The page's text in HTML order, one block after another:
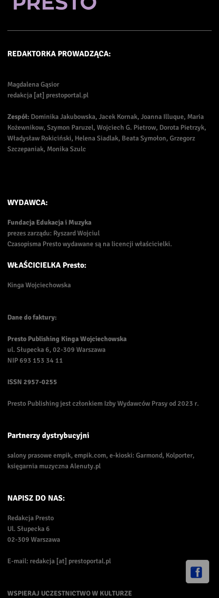
REDAKTORKA PROWADZĄCA:
Magdalena Gąsior
redakcja [at] prestoportal.pl
Zespół: Dominika Jakubowska, Jacek Kornak, Joanna Illuque, Maria
Kożewnikow, Szymon Paruzel, Wojciech G. Pietrow, Dorota Pietrzyk,
Władysław Rokiciński, Helena Siadlak, Beata Symołon, Grzegorz
Szczepaniak, Monika Szulc
WYDAWCA:
Fundacja Edukacja i Muzyka
prezes zarządu: Ryszard Wojciul
Czasopisma Presto wydawane są na licencji właścicielki.
WŁAŚCICIELKA Presto:
Kinga Wojciechowska
Dane do faktury:
Presto Publishing Kinga Wojciechowska
ul. Słupecka 6, 02-309 Warszawa
NIP 693 153 34 11
ISSN 2957-0255
Presto Publishing jest członkiem Izby Wydawców Prasy od 2023 r.
Partnerzy dystrybucyjni
salony prasowe empik, empik.com, e-kioski: Garmond, Kolporter,
księgarnia muzyczna Alenuty.pl
NAPISZ DO NAS:
Redakcja Presto
Ul. Słupecka 6
02-309 Warszawa
E-mail: redakcja [at] prestoportal.pl
WSPIERAJ UCZESTNICTWO W KULTURZE